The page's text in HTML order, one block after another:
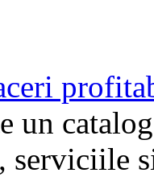
un
serviciile